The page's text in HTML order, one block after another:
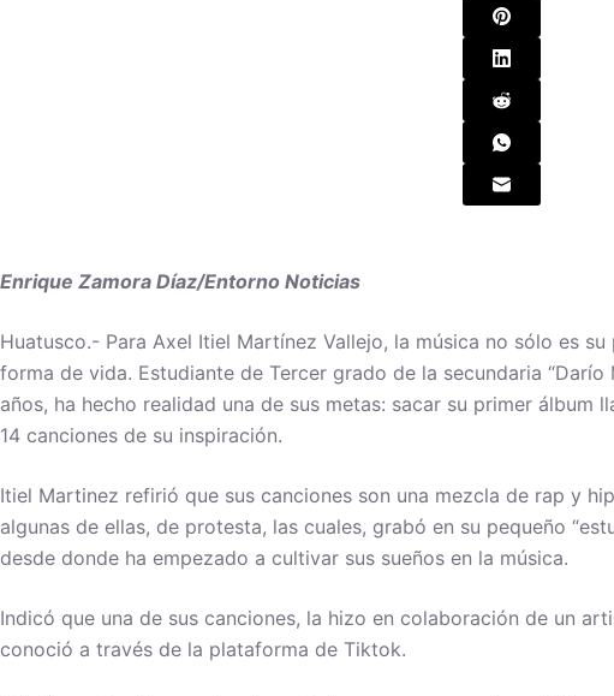
Enrique Zamora Díaz/Entorno Noticias
Huatusco.- Para Axel Itiel Martínez Vallejo, la música no sólo es
forma de vida. Estudiante de Tercer grado de la secundaria
años, ha hecho realidad una de sus metas: sacar su primer álbum
14 canciones de su inspiración.
Itiel Martinez refirió que sus canciones son una mezcla de rap y
algunas de ellas, de protesta, las cuales, grabó en su pequeño
desde donde ha empezado a cultivar sus sueños en la música.
Indicó que una de sus canciones, la hizo en colaboración de un
conoció a través de la plataforma de Tiktok.